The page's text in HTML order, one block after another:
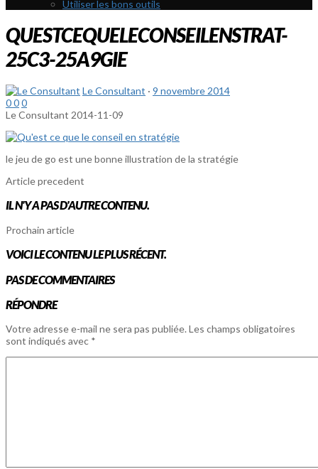
Utiliser les bons outils
QUESTCEQUELECONSEILENSTRAT-
25C3-25A9GIE
Le Consultant · 9 novembre 2014
000
Le Consultant 2014-11-09
le jeu de go est une bonne illustration de la stratégie
Article precedent
IL N'Y A PAS D'AUTRE CONTENU.
Prochain article
VOICI LE CONTENU LE PLUS RÉCENT.
PAS DE COMMENTAIRES
RÉPONDRE
Votre adresse e-mail ne sera pas publiée. Les champs obligatoires
sont indiqués avec *